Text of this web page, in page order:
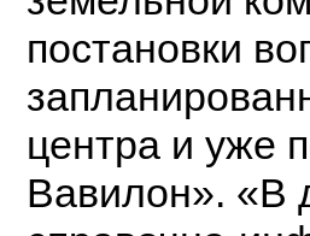
постановки
центра и уже
Вавилон». «В